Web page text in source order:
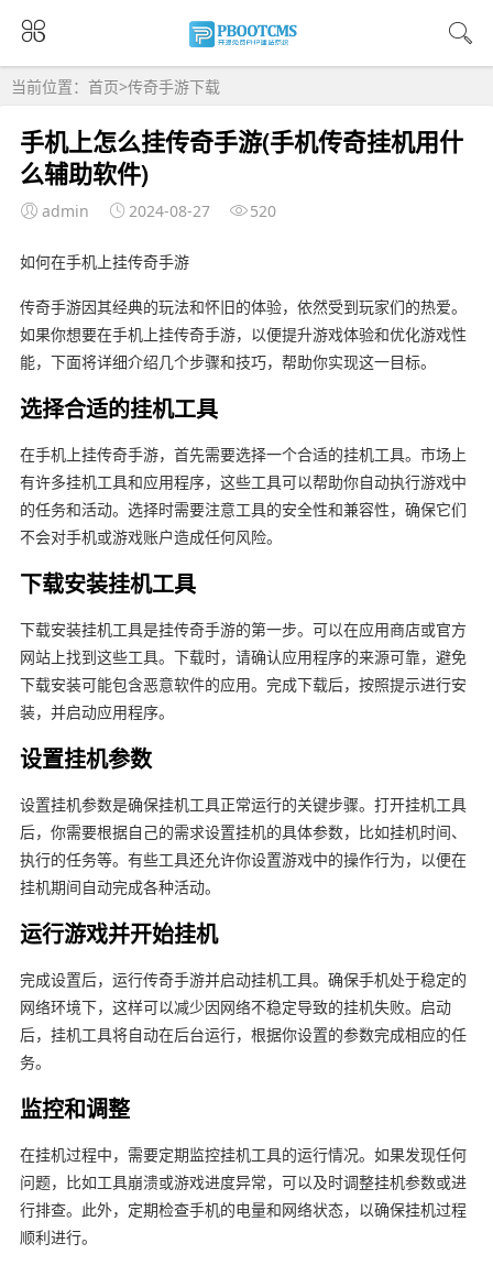
当前位置： 首页>传奇手游下载
手机上怎么挂传奇手游(手机传奇挂机用什
么辅助软件)
admin 2024-08-27 520
如何在手机上挂传奇手游
传奇手游因其经典的玩法和怀旧的体验，依然受到玩家们的热爱。
如果你想要在手机上挂传奇手游，以便提升游戏体验和优化游戏性
能，下面将详细介绍几个步骤和技巧，帮助你实现这一目标。
选择合适的挂机工具
在手机上挂传奇手游，首先需要选择一个合适的挂机工具。市场上
有许多挂机工具和应用程序，这些工具可以帮助你自动执行游戏中
的任务和活动。选择时需要注意工具的安全性和兼容性，确保它们
不会对手机或游戏账户造成任何风险。
下载安装挂机工具
下载安装挂机工具是挂传奇手游的第一步。可以在应用商店或官方
网站上找到这些工具。下载时，请确认应用程序的来源可靠，避免
下载安装可能包含恶意软件的应用。完成下载后，按照提示进行安
装，并启动应用程序。
设置挂机参数
设置挂机参数是确保挂机工具正常运行的关键步骤。打开挂机工具
后，你需要根据自己的需求设置挂机的具体参数，比如挂机时间、
执行的任务等。有些工具还允许你设置游戏中的操作行为，以便在
挂机期间自动完成各种活动。
运行游戏并开始挂机
完成设置后，运行传奇手游并启动挂机工具。确保手机处于稳定的
网络环境下，这样可以减少因网络不稳定导致的挂机失败。启动
后，挂机工具将自动在后台运行，根据你设置的参数完成相应的任
务。
监控和调整
在挂机过程中，需要定期监控挂机工具的运行情况。如果发现任何
问题，比如工具崩溃或游戏进度异常，可以及时调整挂机参数或进
行排查。此外，定期检查手机的电量和网络状态，以确保挂机过程
顺利进行。